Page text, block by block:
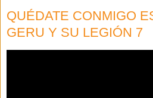
QUÉDATE CONMIGO
GERU Y SU LEGIÓN 7